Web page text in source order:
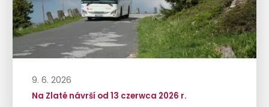
9. 6. 2026
Na Zlaté návrší od 13 czerwca 2026 r.